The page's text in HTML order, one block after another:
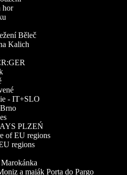
hor
Běleč
Kalich
- IT+SLO
PLZEŃ
of EU regions
regions
a maják Porta do Pargo